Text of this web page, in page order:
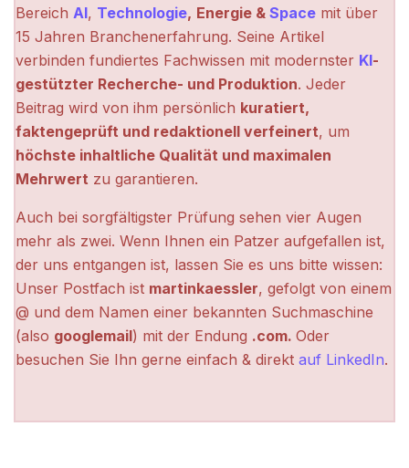
Bereich AI, Technologie, Energie & Space mit über
15 Jahren Branchenerfahrung. Seine Artikel
verbinden fundiertes Fachwissen mit modernster KI-
gestützter Recherche- und Produktion. Jeder
Beitrag wird von ihm persönlich kuratiert,
faktengeprüft und redaktionell verfeinert, um
höchste inhaltliche Qualität und maximalen
Mehrwert zu garantieren.
Auch bei sorgfältigster Prüfung sehen vier Augen
mehr als zwei. Wenn Ihnen ein Patzer aufgefallen ist,
der uns entgangen ist, lassen Sie es uns bitte wissen:
Unser Postfach ist martinkaessler, gefolgt von einem
@ und dem Namen einer bekannten Suchmaschine
(also googlemail) mit der Endung .com. Oder
besuchen Sie Ihn gerne einfach & direkt auf LinkedIn.